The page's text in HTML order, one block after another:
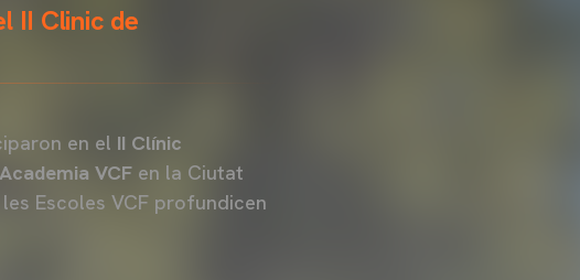
II Clinic de
en el II Clínic
VCF en la Ciutat
Escoles VCF profundicen